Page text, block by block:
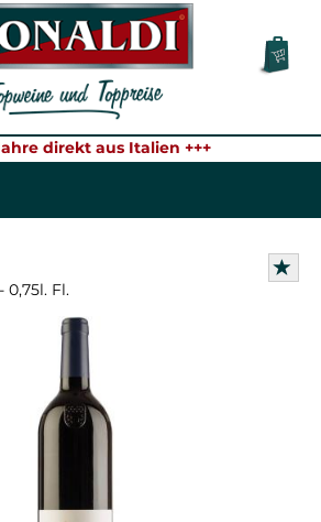
direkt aus Italien +++
0,75l. Fl.